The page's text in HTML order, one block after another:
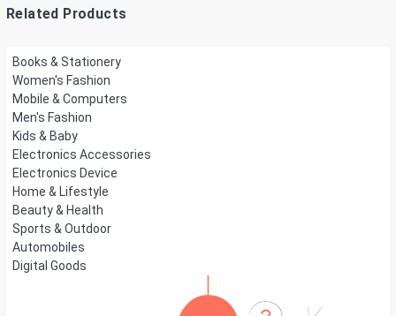
Related Products
Books & Stationery
Women's Fashion
Mobile & Computers
Men's Fashion
Kids & Baby
Electronics Accessories
Electronics Device
Home & Lifestyle
Beauty & Health
Sports & Outdoor
Automobiles
Digital Goods